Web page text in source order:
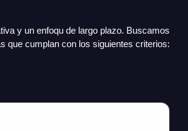
y un enfoqu de largo plazo. Buscamos
que cumplan con los siguientes criterios: